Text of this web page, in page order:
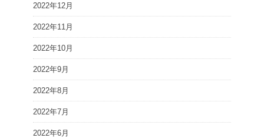
2022年12月
2022年11月
2022年10月
2022年9月
2022年8月
2022年7月
2022年6月